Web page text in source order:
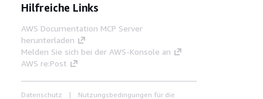
Hilfreiche Links
AWS Documentation MCP Server
herunterladen
Melden Sie sich bei der AWS-Konsole an
AWS re:Post
Datenschutz Nutzungsbedingungen für die